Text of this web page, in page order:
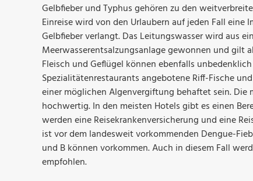
Gelbfieber und Typhus gehören zu den
Einreise wird von den Urlaubern auf jeden Fall eine
Gelbfieber verlangt. Das Leitungswasser wird aus
Meerwasserentsalzungsanlage gewonnen und gilt
Fleisch und Geflügel können ebenfalls
Spezialitätenrestaurants angebotene Riff-Fische
einer möglichen Algenvergiftung behaftet sein. Die
hochwertig. In den meisten Hotels gibt es einen
werden eine Reisekrankenversicherung und eine
ist vor dem landesweit vorkommenden Dengue-
und B können vorkommen. Auch in diesem Fall
empfohlen.